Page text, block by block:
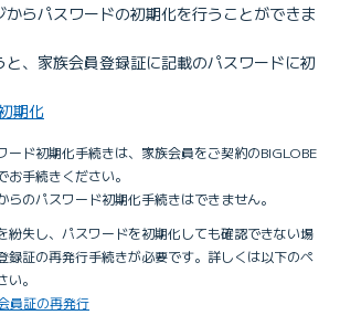
からパスワードの初期化を行うことができま
、家族会員登録証に記載のパスワードに初
期化
ード初期化手続きは、家族会員をご契約のBIGLOBE
手続きください。
らのパスワード初期化手続きはできません。
紛失し、パスワードを初期化しても確認できない場
録証の再発行手続きが必要です。詳しくは以下のペ
。
員証の再発行